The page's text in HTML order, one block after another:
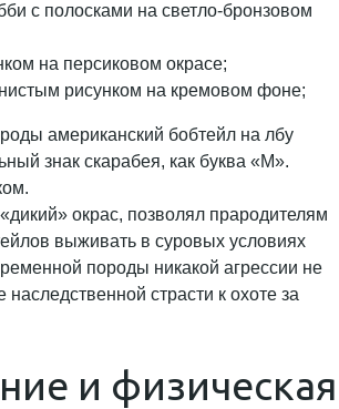
с полосками на светло-бронзовом
на персиковом окрасе;
рисунком на кремовом фоне;
американский бобтейл на лбу
знак скарабея, как буква «М».
окрас, позволял прародителям
выживать в суровых условиях
породы никакой агрессии не
наследственной страсти к охоте за
и физическая